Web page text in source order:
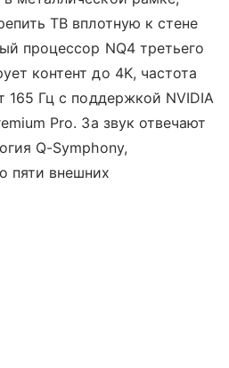
ТВ вплотную к стене
процессор NQ4 третьего
контент до 4K, частота
165 Гц с поддержкой NVIDIA
Pro. За звук отвечают
Q-Symphony,
пяти внешних